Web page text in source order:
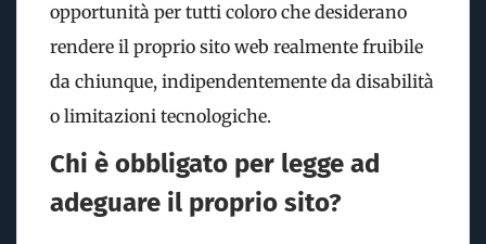
opportunità per tutti coloro che desiderano
rendere il proprio sito web realmente fruibile
da chiunque, indipendentemente da disabilità
o limitazioni tecnologiche.
Chi è obbligato per legge ad
adeguare il proprio sito?